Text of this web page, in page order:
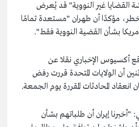
القضايا غير النووية" قد يُعرض
مؤكدًا أن طهران "مستعدة تمامًا
بشأن القضية النووية فقط".
أكسيوس الإخباري نقلا عن
أن الولايات المتحدة قررت رفض
انعقاد المحادثات المقررة يوم الجمعة.
"أخبرنا إيران أن طلباتهم بشأن